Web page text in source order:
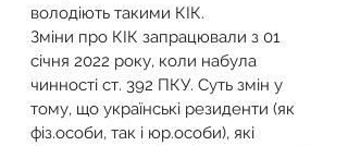
володіють такими КІК.
Зміни про КІК запрацювали з 01
січня 2022 року, коли набула
чинності ст. 392 ПКУ. Суть змін у
тому, що українські резиденти (як
фіз.особи, так і юр.особи), які